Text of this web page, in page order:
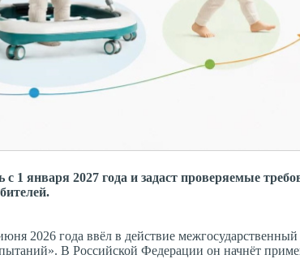
с 1 января 2027 года и задаст проверяемые
2026 года ввёл в действие
В Российской Федерации он начнёт